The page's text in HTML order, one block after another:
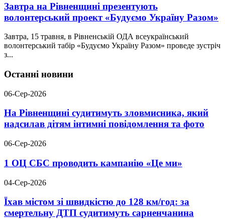
Завтра на Рівненщині презентують
волонтерський проект «Будуємо Україну Разом»
Завтра, 15 травня, в Рівненській ОДА всеукраїнський
волонтерський табір «Будуємо Україну Разом» проведе зустріч
з...
Останні новини
06-Сер-2026
На Рівненщині судитимуть зловмисника, який
надсилав дітям інтимні повідомлення та фото
06-Сер-2026
1 ОЦ СБС проводить кампанію «Це ми»
04-Сер-2026
Їхав містом зі швидкістю до 128 км/год: за
смертельну ДТП судитимуть сарненчанина